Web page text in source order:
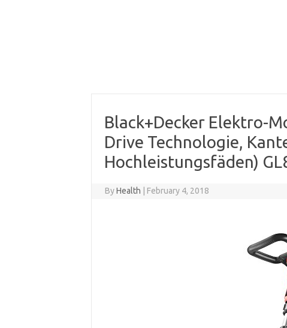
Black+Decker Elektro-
Drive Technologie,
Hochleistungsfäden)
ByHealth February 4, 2018